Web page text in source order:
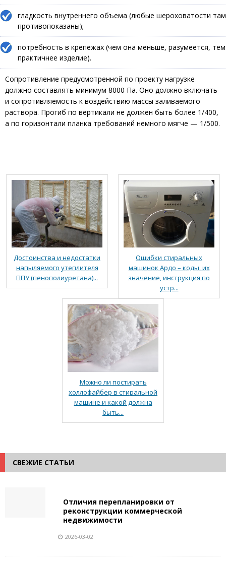
гладкость внутреннего объема (любые шероховатости там
противопоказаны);
потребность в крепежах (чем она меньше, разумеется, тем
практичнее изделие).
Сопротивление предусмотренной по проекту нагрузке
должно составлять минимум 8000 Па. Оно должно включать
и сопротивляемость к воздействию массы заливаемого
раствора. Прогиб по вертикали не должен быть более 1/400,
а по горизонтали планка требований немного мягче — 1/500.
Достоинства и недостатки
напыляемого утеплителя
ППУ (пенополиуретана)...
Ошибки стиральных
машинок Ардо – коды, их
значение, инструкция по
устр...
Можно ли постирать
холлофайбер в стиральной
машине и какой должна
быть...
СВЕЖИЕ СТАТЬИ
Отличия перепланировки от
реконструкции коммерческой
недвижимости
2026-03-02